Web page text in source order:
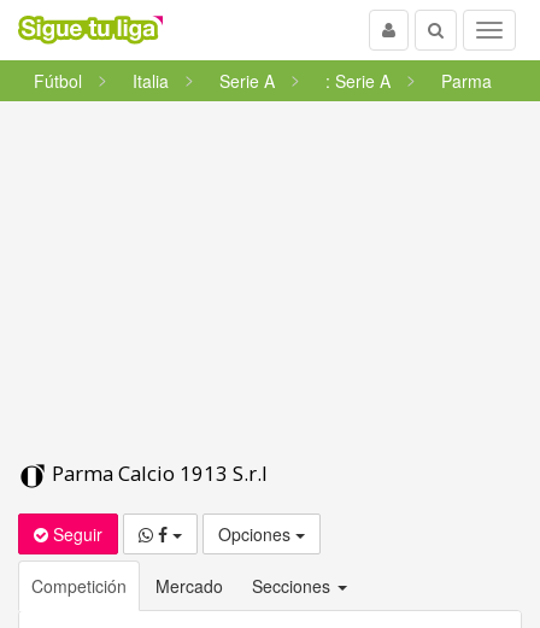
Menu
Buscar
Usuario
Fútbol
Italia Serie A : Serie A Parma
Parma Calcio 1913 S.r.l
Seguir Opciones
Competición Mercado Secciones